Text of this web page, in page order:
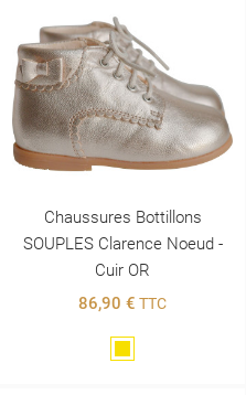
Chaussures Bottillons
SOUPLES Clarence Noeud -
Cuir OR
86,90 € TTC